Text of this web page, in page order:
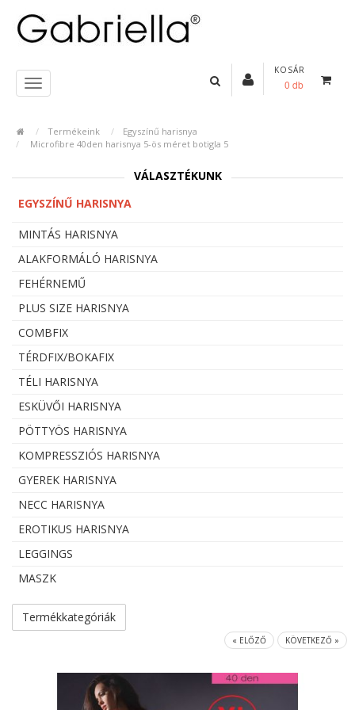
KOSÁR
0 db
Termékeink
Egyszínű harisnya
Microfibre 40den harisnya 5-ös méret botigla 5
VÁLASZTÉKUNK
EGYSZÍNŰ HARISNYA
MINTÁS HARISNYA
ALAKFORMÁLÓ HARISNYA
FEHÉRNEMŰ
PLUS SIZE HARISNYA
COMBFIX
TÉRDFIX/BOKAFIX
TÉLI HARISNYA
ESKÜVŐI HARISNYA
PÖTTYÖS HARISNYA
KOMPRESSZIÓS HARISNYA
GYEREK HARISNYA
NECC HARISNYA
EROTIKUS HARISNYA
LEGGINGS
MASZK
Termékkategóriák
« ELŐZŐ KÖVETKEZŐ »